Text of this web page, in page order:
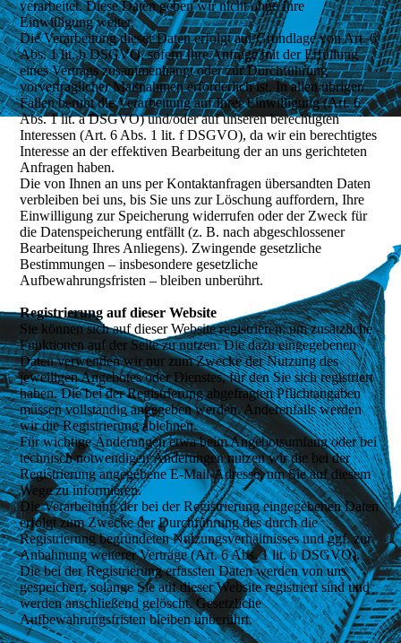
verarbeitet. Diese Daten geben wir nicht ohne Ihre
Einwilligung weiter.
Die Verarbeitung dieser Daten erfolgt auf Grundlage von Art. 6
Abs. 1 lit. b DSGVO, sofern Ihre Anfrage mit der Erfüllung
eines Vertrags zusammenhängt oder zur Durchführung
vorvertraglicher Maßnahmen erforderlich ist. In allen übrigen
Fällen beruht die Verarbeitung auf Ihrer Einwilligung (Art. 6
Abs. 1 lit. a DSGVO) und/oder auf unseren berechtigten
Interessen (Art. 6 Abs. 1 lit. f DSGVO), da wir ein berechtigtes
Interesse an der effektiven Bearbeitung der an uns gerichteten
Anfragen haben.
Die von Ihnen an uns per Kontaktanfragen übersandten Daten
verbleiben bei uns, bis Sie uns zur Löschung auffordern, Ihre
Einwilligung zur Speicherung widerrufen oder der Zweck für
die Datenspeicherung entfällt (z. B. nach abgeschlossener
Bearbeitung Ihres Anliegens). Zwingende gesetzliche
Bestimmungen – insbesondere gesetzliche
Aufbewahrungsfristen – bleiben unberührt.
Registrierung auf dieser Website
Sie können sich auf dieser Website registrieren, um zusätzliche
Funktionen auf der Seite zu nutzen. Die dazu eingegebenen
Daten verwenden wir nur zum Zwecke der Nutzung des
jeweiligen Angebotes oder Dienstes, für den Sie sich registriert
haben. Die bei der Registrierung abgefragten Pflichtangaben
müssen vollständig angegeben werden. Anderenfalls werden
wir die Registrierung ablehnen.
Für wichtige Änderungen etwa beim Angebotsumfang oder bei
technisch notwendigen Änderungen nutzen wir die bei der
Registrierung angegebene E-Mail-Adresse, um Sie auf diesem
Wege zu informieren.
Die Verarbeitung der bei der Registrierung eingegebenen Daten
erfolgt zum Zwecke der Durchführung des durch die
Registrierung begründeten Nutzungsverhältnisses und ggf. zur
Anbahnung weiterer Verträge (Art. 6 Abs. 1 lit. b DSGVO).
Die bei der Registrierung erfassten Daten werden von uns
gespeichert, solange Sie auf dieser Website registriert sind und
werden anschließend gelöscht. Gesetzliche
Aufbewahrungsfristen bleiben unberührt.